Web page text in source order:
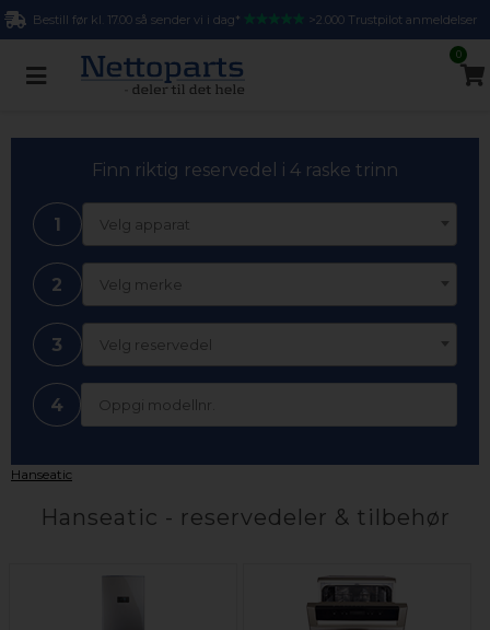
Bestill før kl. 17.00 så sender vi i dag* >2.000 Trustpilot anmeldelser
0
Finn riktig reservedel i 4 raske trinn
1 Velg apparat
2 Velg merke
3 Velg reservedel
4
Hanseatic
Hanseatic - reservedeler & tilbehør